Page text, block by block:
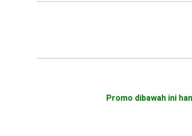
Promo dibawah ini